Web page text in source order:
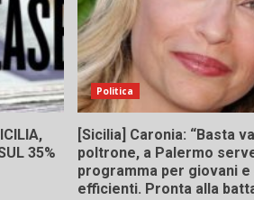
35%
Politica
[Sicilia] Caronia: “Basta
poltrone, a Palermo
programma per giovani
efficienti. Pronta alla